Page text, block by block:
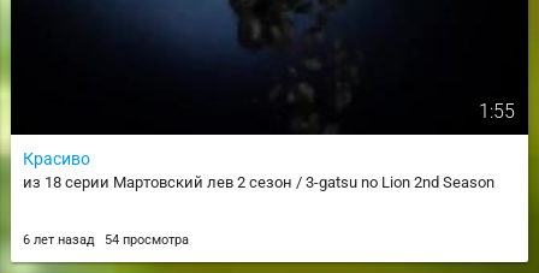
1:55
Красиво
из 18 серии Мартовский лев 2 сезон / 3-gatsu no Lion 2nd Season
6 лет назад 54 просмотра